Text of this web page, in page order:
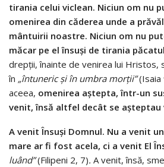
tirania celui viclean. Niciun om nu
omenirea din căderea unde a
mântuirii noastre. Niciun om nu
măcar pe el însuși de tirania
drepții, înainte de venirea lui Hristos,
în „întunericșiîn umbra morții”(Isaia
aceea, omenirea aștepta, într-un
venit, însă altfel decât se așteptau
A venit Însuși Domnul. Nu a venit
mare ar fi fost acela, ci a venit El
luând”(Filipeni 2, 7). A venit, însă,